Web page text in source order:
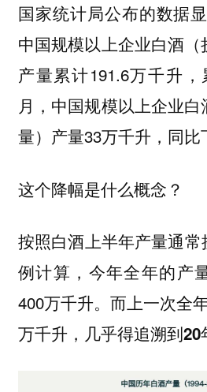
国家统计局公布的数据
中国规模以上企业白酒（
产量累计191.6万千升，
月，中国规模以上企业
量）产量33万千升，同比
这个降幅是什么概念？
按照白酒上半年产量通
例计算，今年全年的产
400万千升。 而上一次全
万千升，几乎得追溯到20